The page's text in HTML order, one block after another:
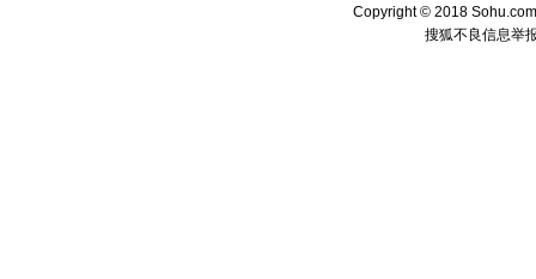
Copyright © 2018
搜狐不良信息举